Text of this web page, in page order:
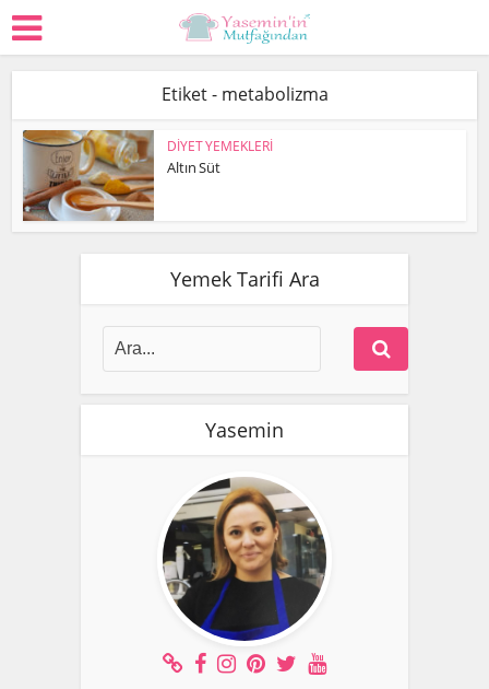
Etiket - metabolizma
DİYET YEMEKLERİ
Altın Süt
Yemek Tarifi Ara
Yasemin